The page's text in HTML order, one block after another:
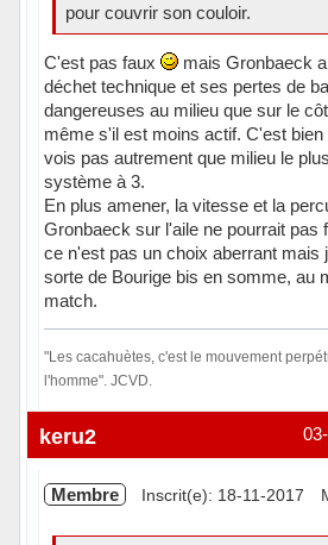
pour couvrir son couloir.
C'est pas faux
mais Gronbaeck
déchet technique et ses pertes de
dangereuses au milieu que sur le
même s'il est moins actif. C'est bien
vois pas autrement que milieu le
système à 3.
En plus amener, la vitesse et la
Gronbaeck sur l'aile ne pourrait pas
ce n'est pas un choix aberrant mais
sorte de Bourige bis en somme, au
match.
"Les cacahuètes, c'est le mouvement
l'homme". JCVD.
Hors ligne
keru2
Membre Inscrit(e): 18-11-2017